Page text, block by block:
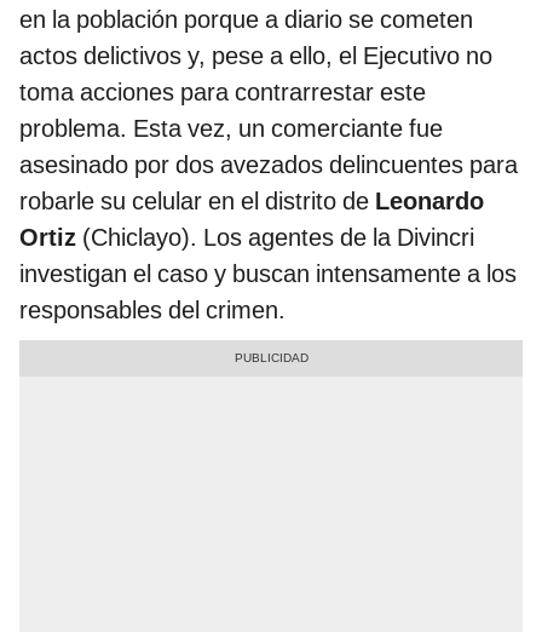
en la población porque a diario se cometen
actos delictivos y, pese a ello, el Ejecutivo no
toma acciones para contrarrestar este
problema. Esta vez, un comerciante fue
asesinado por dos avezados delincuentes para
robarle su celular en el distrito de Leonardo
Ortiz (Chiclayo). Los agentes de la Divincri
investigan el caso y buscan intensamente a los
responsables del crimen.